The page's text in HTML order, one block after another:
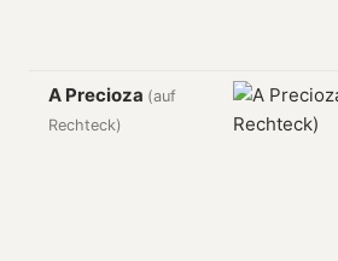
A Precioza (auf
Rechteck)